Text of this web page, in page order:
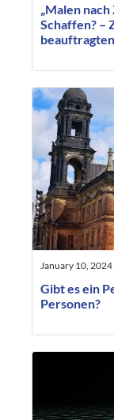
„Malen
Schaffen? –
January 10, 2024
Gibt es ein
Personen?